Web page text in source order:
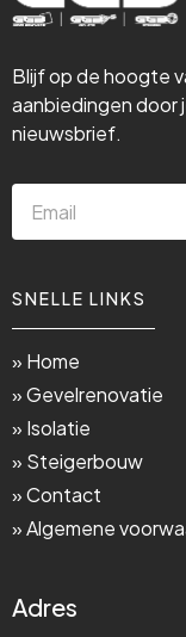
Blijf op de hoogte
aanbiedingen door
nieuwsbrief.
SNELLE LINKS
» Home
» Gevelrenovatie
» Isolatie
» Steigerbouw
» Contact
» Algemene
Adres